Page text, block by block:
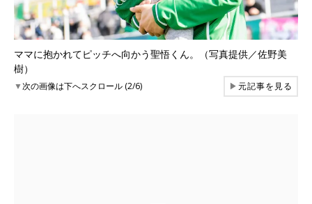
ママに抱かれてピッチへ向かう聖悟くん。（写真提供／佐野美
樹）
▼次の画像は下へスクロール (2/6) ▶元記事を見る